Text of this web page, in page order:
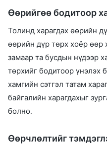
Өөрийгөө бодитоор
Толинд харагдах өөрийн
өөрийн дүр төрх хоёр өөр
замаар та бусдын нүдээр
төрхийг бодитоор
хамгийн сэтгэл татам
байгалийн харагдахыг
болно.
Өөрчлөлтийг